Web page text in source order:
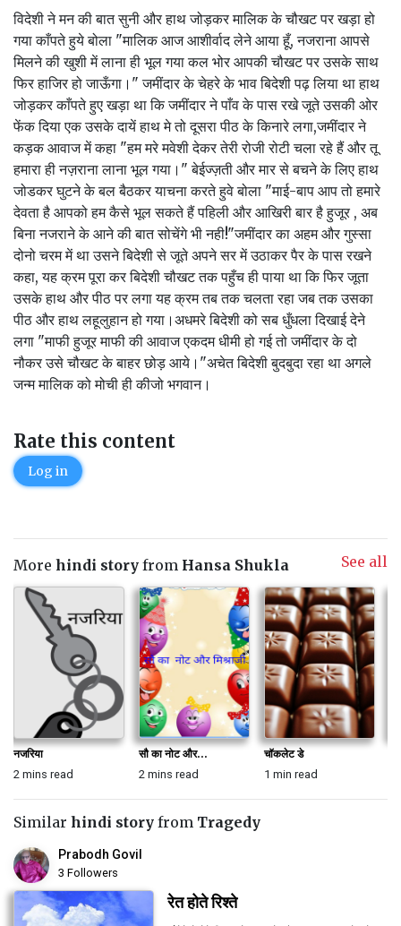
विदेशी ने मन की बात सुनी और हाथ जोड़कर मालिक के चौखट पर खड़ा हो
गया काँपते हुये बोला "मालिक आज आशीर्वाद लेने आया हूँ, नजराना आपसे
मिलने की खुशी में लाना ही भूल गया कल भोर आपकी चौखट पर उसके साथ
फिर हाजिर हो जाऊँगा।" जमींदार के चेहरे के भाव बिदेशी पढ़ लिया था हाथ
जोड़कर काँपते हुए खड़ा था कि जमींदार ने पाँव के पास रखे जूते उसकी ओर
फेंक दिया एक उसके दायें हाथ मे तो दूसरा पीठ के किनारे लगा,जमींदार ने
कड़क आवाज में कहा "हम मरे मवेशी देकर तेरी रोजी रोटी चला रहे हैं और तू
हमारा ही नज़राना लाना भूल गया।" बेईज्ज़ती और मार से बचने के लिए हाथ
जोडकर घुटने के बल बैठकर याचना करते हुवे बोला "माई-बाप आप तो हमारे
देवता है आपको हम कैसे भूल सकते हैं पहिली और आखिरी बार है हुजूर , अब
बिना नजराने के आने की बात सोचेंगे भी नही!"जमींदार का अहम और गुस्सा
दोनो चरम में था उसने बिदेशी से जूते अपने सर में उठाकर पैर के पास रखने
कहा, यह क्रम पूरा कर बिदेशी चौखट तक पहुँच ही पाया था कि फिर जूता
उसके हाथ और पीठ पर लगा यह क्रम तब तक चलता रहा जब तक उसका
पीठ और हाथ लहूलुहान हो गया।अधमरे बिदेशी को सब धुँधला दिखाई देने
लगा "माफी हुजूर माफी की आवाज एकदम धीमी हो गई तो जमींदार के दो
नौकर उसे चौखट के बाहर छोड़ आये।"अचेत बिदेशी बुदबुदा रहा था अगले
जन्म मालिक को मोची ही कीजो भगवान।
Rate this content
Log in
More hindi story from Hansa Shukla See all
नजरिया
2 mins read
सौ का नोट और...
2 mins read
चॉकलेट डे
1 min read
Similar hindi story from Tragedy
Prabodh Govil
3 Followers
रेत होते रिश्ते